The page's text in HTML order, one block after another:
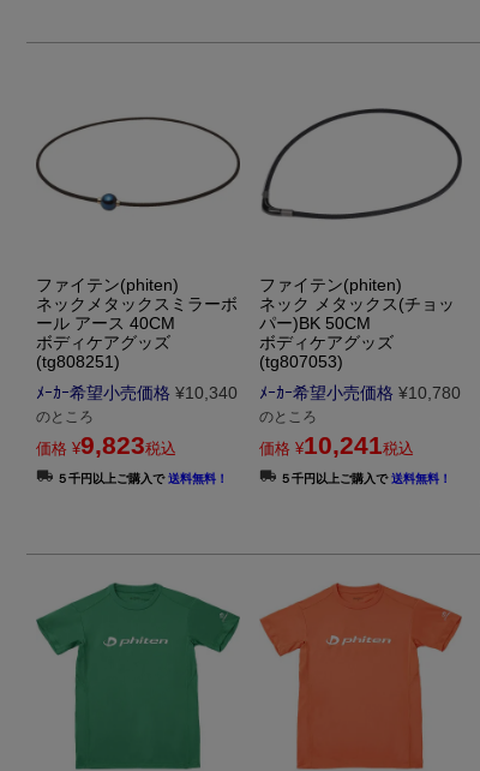
ファイテン(phiten)
ネックメタックスミラーボ
ール アース 40CM
ボディケアグッズ
(tg808251)
ﾒｰｶｰ希望小売価格 ¥10,340
のところ
価格 ¥9,823税込
５千円以上ご購入で送料無料！
ファイテン(phiten)
ネック メタックス(チョッ
パー)BK 50CM
ボディケアグッズ
(tg807053)
ﾒｰｶｰ希望小売価格 ¥10,780
のところ
価格 ¥10,241税込
５千円以上ご購入で送料無料！